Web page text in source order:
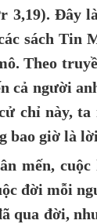
3,19). Đây
sách Tin
Theo
cả người
chỉ này,
bao giờ là
mến,
đời mỗi
qua đời,